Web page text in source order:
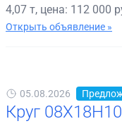
4,07 т, цена: 112 000
Открыть объявление »
05.08.2026
Круг